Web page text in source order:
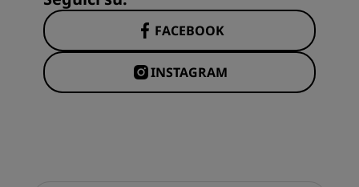
FACEBOOK
INSTAGRAM